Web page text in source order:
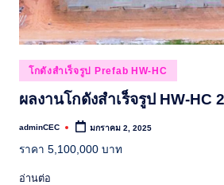
Posted
in
โกดังสำเร็จรูป Prefab HW-HC
ผลงานโกดังสำเร็จรูป HW-HC
Posted
adminCEC มกราคม 2, 2025
ราคา 5,100,000 บาท
อ่านต่อ